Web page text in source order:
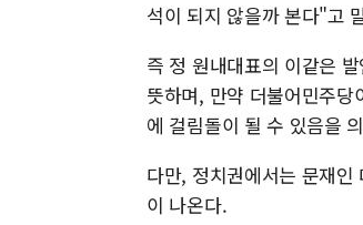
석이 되지 않을까 본다"고
즉 정 원내대표의 이같은
뜻하며, 만약 더불어민주
에 걸림돌이 될 수 있음을
다만, 정치권에서는 문재
이 나온다.